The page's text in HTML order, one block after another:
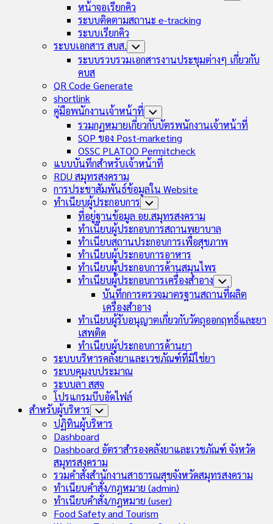
หน้าจอเรียกคิว
ระบบติดตามสถานะ e-tracking
ระบบเรียกคิว
ระบบเอกสาร สบส. Toggle
Child
Menu
ระบบรวบรวมเอกสารงานประชุมต่างๆ เกี่ยวกับ
คบส
QR Code Generate
shortlink
คู่มือพนักงานเจ้าหน้าที่ Toggle
Child
Menu
รวมกฏหมายเกี่ยวกับบัตรพนักงานเจ้าหน้าที่
SOP ของ Post-marketing
OSSC PLATOO Permitcheck
แบบบันทึกสำหรับเจ้าหน้าที่
RDU สมุทรสงคราม
การประชาสัมพันธ์ข้อมูลใน Website
ทำเนียบผู้ประกอบการ Toggle
Child
Menu
ที่อยู่ฐานข้อมูล อย.สมุทรสงคราม
ทำเนียบผู้ประกอบการสถานพยาบาล
ทำเนียบสถานประกอบการเพื่อสุขภาพ
ทำเนียบผู้ประกอบการอาหาร
ทำเนียบผู้ประกอบการด้านสมุนไพร
ทำเนียบผู้ประกอบการเครื่องสำอาง Toggle
Child
Menu
บันทึกการตรวจมาตรฐานสถานที่ผลิต
เครื่องสำอาง
ทำเนียบผู้รับอนุญาตเกี่ยวกับวัตถุออกฤทธิ์และยา
เสพติด
ทำเนียบผู้ประกอบการด้านยา
ระบบบริหารคลังยาและเวชภัณฑ์ที่มิใช่ยา
ระบบคุมงบประมาณ
ระบบลา สสจ
โปรแกรมบีบอัดไฟล์
สำหรับผู้บริหาร Toggle
Child
Menu
ปฏิทินผู้บริหาร
Dashboard
Dashboard อัตราสำรองคลังยาและเวชภัณฑ์ จังหวัด
สมุทรสงคราม
รวมคำสั่งสำนักงานสาธารณสุขจังหวัดสมุทรสงคราม
ทำเนียบคำสั่ง/กฎหมาย (admin)
ทำเนียบคำสั่ง/กฎหมาย (user)
Food Safety and Tourism